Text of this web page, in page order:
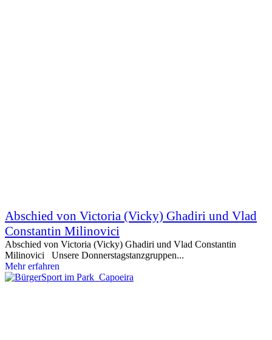
Abschied von Victoria (Vicky) Ghadiri und Vlad
Constantin Milinovici
Abschied von Victoria (Vicky) Ghadiri und Vlad Constantin
Milinovici Unsere Donnerstagstanzgruppen...
Mehr erfahren